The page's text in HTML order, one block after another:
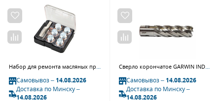
Самовывоз –14.08.2026
Доставка по Минску –
14.08.2026
Самовывоз –14.08.2026
Доставка по Минску –
14.08.2026